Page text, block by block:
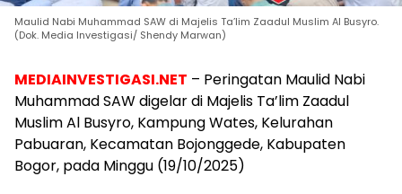
Maulid Nabi Muhammad SAW di Majelis Ta’lim Zaadul Muslim Al Busyro.
(Dok. Media Investigasi/ Shendy Marwan)
MEDIAINVESTIGASI.NET – Peringatan Maulid Nabi
Muhammad SAW digelar di Majelis Ta’lim Zaadul
Muslim Al Busyro, Kampung Wates, Kelurahan
Pabuaran, Kecamatan Bojonggede, Kabupaten
Bogor, pada Minggu (19/10/2025)